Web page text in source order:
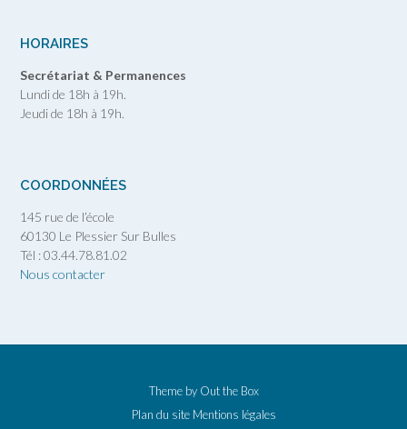
HORAIRES
Secrétariat & Permanences
Lundi de 18h à 19h.
Jeudi de 18h à 19h.
COORDONNÉES
145 rue de l’école
60130 Le Plessier Sur Bulles
Tél : 03.44.78.81.02
Nous contacter
Theme by Out the Box
Plan du site Mentions légales